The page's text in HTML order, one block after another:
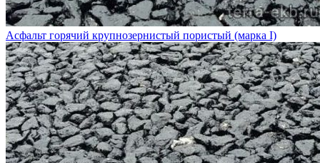
Асфальт горячий крупнозернистый пористый (марка I)